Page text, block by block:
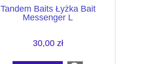
Tandem Baits Łyżka Bait
Messenger L
30,00 zł